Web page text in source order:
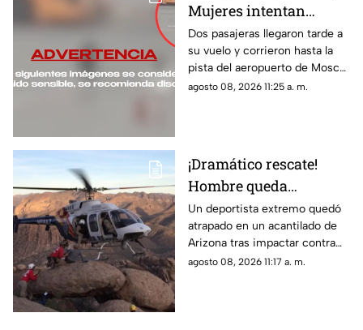
Mujeres intentan
alcanzar su avión
después de perder el
vuelo
Dos pasajeras llegaron tarde a
su vuelo y corrieron hasta la
pista del aeropuerto de Moscú
para intentar alcanzar el avión.
agosto 08, 2026 11:25 a. m.
¡Dramático rescate!
Hombre queda
atrapado en un
acantilado tras salto
BASE y lo sacan en
helicóptero | VIDEO
Un deportista extremo quedó
atrapado en un acantilado de
Arizona tras impactar contra
las rocas durante un salto
agosto 08, 2026 11:17 a. m.